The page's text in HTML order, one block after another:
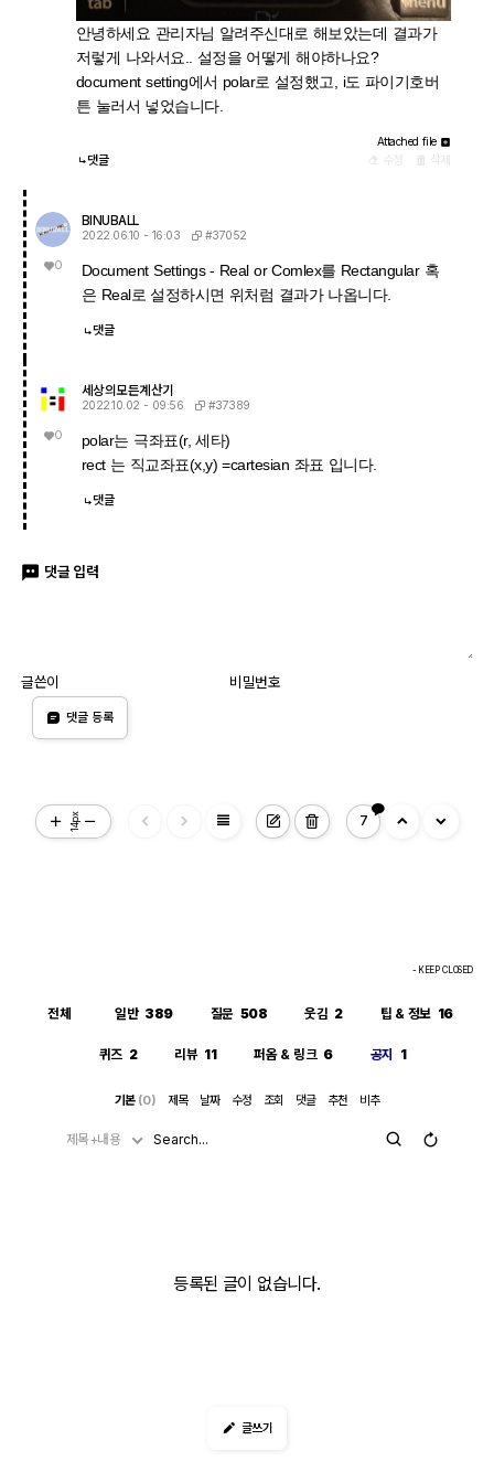
​​​​​안녕하세요 관리자님 알려주신대로 해보았는데 결과가
저렇게 나와서요.. 설정을 어떻게 해야하나요?
document setting에서 polar로 설정했고, i도 파이기호버
튼 눌러서 넣었습니다.
Attached file
댓글 수정 삭제
0
BINUBALL
2022.06.10 - 16:03 #37052
Document Settings - Real or Comlex를 Rectangular 혹
은 Real로 설정하시면 위처럼 결과가 나옵니다.
댓글
0
세상의모든계산기
2022.10.02 - 09:56 #37389
polar는 극좌표(r, 세타)
rect 는 직교좌표(x,y) =cartesian 좌표 입니다.
댓글
댓글 입력
글쓴이 비밀번호
댓글 등록
14px view_headline 7
- KEEP CLOSED
전체 일반 389 질문 508 웃김 2 팁 & 정보 16
퀴즈 2 리뷰 11 퍼옴 & 링크 6 공지 1
기본 (0) 제목 날짜 수정 조회 댓글 추천 비추
제목+내용
등록된 글이 없습니다.
글쓰기